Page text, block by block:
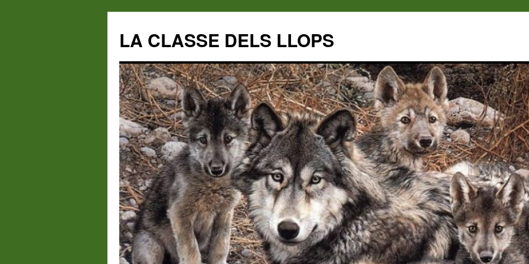
LA CLASSE DELS LLOPS